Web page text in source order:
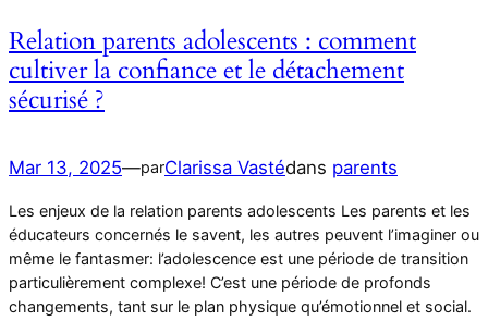
Relation parents adolescents : comment
cultiver la confiance et le détachement
sécurisé ?
Mar 13, 2025—parClarissa Vastédans parents
Les enjeux de la relation parents adolescents Les parents et les
éducateurs concernés le savent, les autres peuvent l’imaginer ou
même le fantasmer: l’adolescence est une période de transition
particulièrement complexe! C’est une période de profonds
changements, tant sur le plan physique qu’émotionnel et social.